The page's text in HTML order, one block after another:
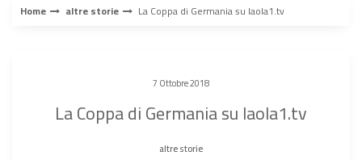
Home altre storie La Coppa di Germania su laola1.tv
7 Ottobre 2018
La Coppa di Germania su laola1.tv
altre storie